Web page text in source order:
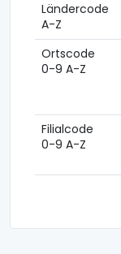
Ländercode
A-Z
Ortscode
0-9 A-Z
Filialcode
0-9 A-Z